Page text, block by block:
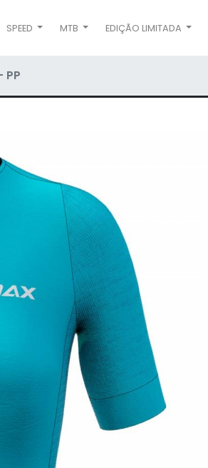
SPEED MTB EDIÇÃO LIMITADA
PP